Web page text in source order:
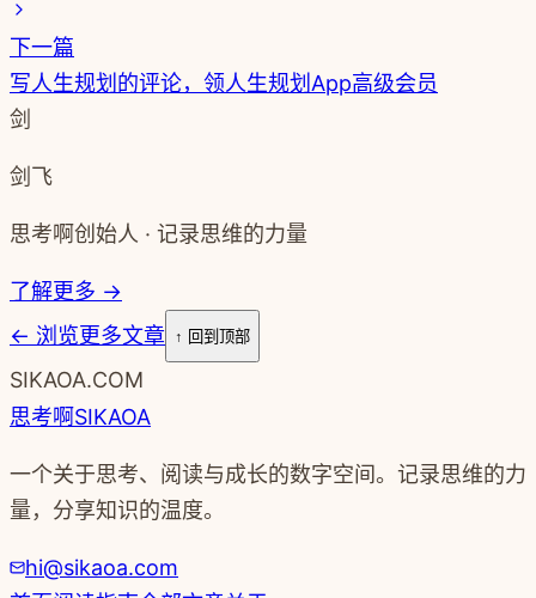
下一篇
写人生规划的评论，领人生规划App高级会员
剑
剑飞
思考啊创始人 · 记录思维的力量
了解更多 →
← 浏览更多文章 ↑ 回到顶部
SIKAOA.COM
思考啊SIKAOA
一个关于思考、阅读与成长的数字空间。记录思维的力
量，分享知识的温度。
hi@sikaoa.com